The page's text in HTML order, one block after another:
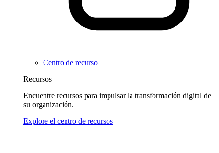
Centro de recurso
Recursos
Encuentre recursos para impulsar la transformación digital de
su organización.
Explore el centro de recursos